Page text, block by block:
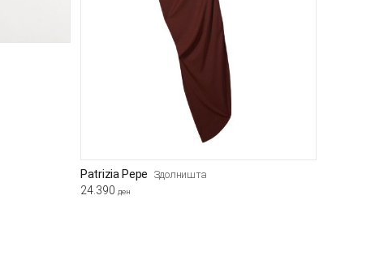
Patrizia Pepe Здолништа
24.390 ден